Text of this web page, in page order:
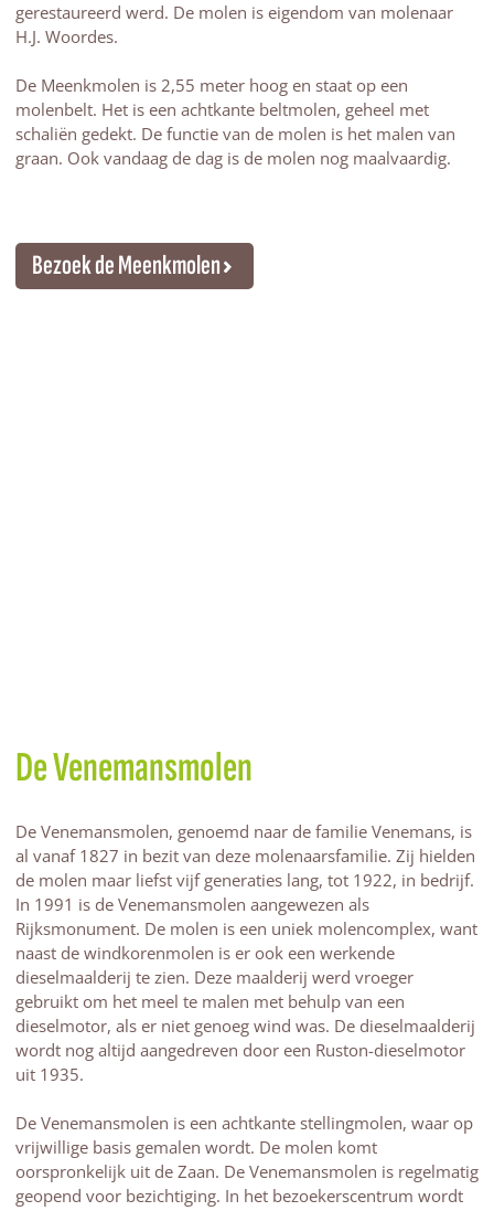
gerestaureerd werd. De molen is eigendom van molenaar
H.J. Woordes.
De Meenkmolen is 2,55 meter hoog en staat op een
molenbelt. Het is een achtkante beltmolen, geheel met
schaliën gedekt. De functie van de molen is het malen van
graan. Ook vandaag de dag is de molen nog maalvaardig.
Bezoek de Meenkmolen
De Venemansmolen
De Venemansmolen, genoemd naar de familie Venemans, is
al vanaf 1827 in bezit van deze molenaarsfamilie. Zij hielden
de molen maar liefst vijf generaties lang, tot 1922, in bedrijf.
In 1991 is de Venemansmolen aangewezen als
Rijksmonument. De molen is een uniek molencomplex, want
naast de windkorenmolen is er ook een werkende
dieselmaalderij te zien. Deze maalderij werd vroeger
gebruikt om het meel te malen met behulp van een
dieselmotor, als er niet genoeg wind was. De dieselmaalderij
wordt nog altijd aangedreven door een Ruston-dieselmotor
uit 1935.
De Venemansmolen is een achtkante stellingmolen, waar op
vrijwillige basis gemalen wordt. De molen komt
oorspronkelijk uit de Zaan. De Venemansmolen is regelmatig
geopend voor bezichtiging. In het bezoekerscentrum wordt